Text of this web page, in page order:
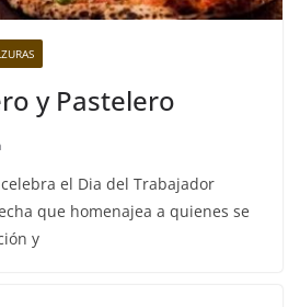
y Pastelero
el Dia del Trabajador
que homenajea a quienes se
y